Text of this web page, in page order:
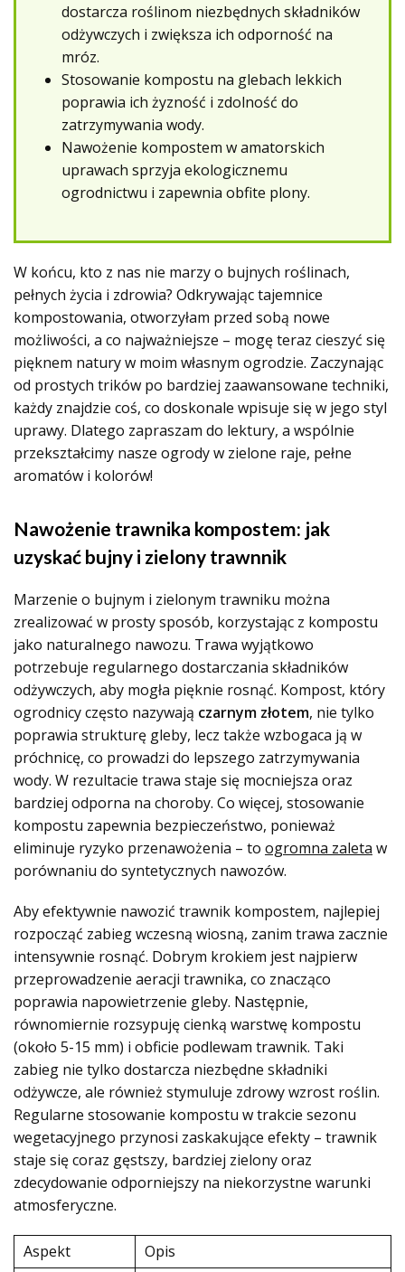
dostarcza roślinom niezbędnych składników
odżywczych i zwiększa ich odporność na
mróz.
Stosowanie kompostu na glebach lekkich
poprawia ich żyzność i zdolność do
zatrzymywania wody.
Nawożenie kompostem w amatorskich
uprawach sprzyja ekologicznemu
ogrodnictwu i zapewnia obfite plony.
W końcu, kto z nas nie marzy o bujnych roślinach,
pełnych życia i zdrowia? Odkrywając tajemnice
kompostowania, otworzyłam przed sobą nowe
możliwości, a co najważniejsze – mogę teraz cieszyć się
pięknem natury w moim własnym ogrodzie. Zaczynając
od prostych trików po bardziej zaawansowane techniki,
każdy znajdzie coś, co doskonale wpisuje się w jego styl
uprawy. Dlatego zapraszam do lektury, a wspólnie
przekształcimy nasze ogrody w zielone raje, pełne
aromatów i kolorów!
Nawożenie trawnika kompostem: jak
uzyskać bujny i zielony trawnnik
Marzenie o bujnym i zielonym trawniku można
zrealizować w prosty sposób, korzystając z kompostu
jako naturalnego nawozu. Trawa wyjątkowo
potrzebuje regularnego dostarczania składników
odżywczych, aby mogła pięknie rosnąć. Kompost, który
ogrodnicy często nazywają czarnym złotem, nie tylko
poprawia strukturę gleby, lecz także wzbogaca ją w
próchnicę, co prowadzi do lepszego zatrzymywania
wody. W rezultacie trawa staje się mocniejsza oraz
bardziej odporna na choroby. Co więcej, stosowanie
kompostu zapewnia bezpieczeństwo, ponieważ
eliminuje ryzyko przenawożenia – to ogromna zaleta w
porównaniu do syntetycznych nawozów.
Aby efektywnie nawozić trawnik kompostem, najlepiej
rozpocząć zabieg wczesną wiosną, zanim trawa zacznie
intensywnie rosnąć. Dobrym krokiem jest najpierw
przeprowadzenie aeracji trawnika, co znacząco
poprawia napowietrzenie gleby. Następnie,
równomiernie rozsypuję cienką warstwę kompostu
(około 5-15 mm) i obficie podlewam trawnik. Taki
zabieg nie tylko dostarcza niezbędne składniki
odżywcze, ale również stymuluje zdrowy wzrost roślin.
Regularne stosowanie kompostu w trakcie sezonu
wegetacyjnego przynosi zaskakujące efekty – trawnik
staje się coraz gęstszy, bardziej zielony oraz
zdecydowanie odporniejszy na niekorzystne warunki
atmosferyczne.
Aspekt
Opis